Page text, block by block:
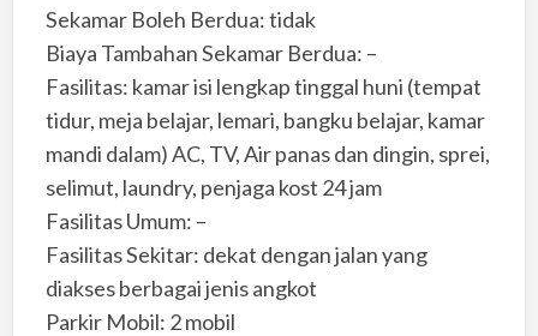
Sekamar Boleh Berdua: tidak
Biaya Tambahan Sekamar Berdua: –
Fasilitas: kamar isi lengkap tinggal huni (tempat
tidur, meja belajar, lemari, bangku belajar, kamar
mandi dalam) AC, TV, Air panas dan dingin, sprei,
selimut, laundry, penjaga kost 24 jam
Fasilitas Umum: –
Fasilitas Sekitar: dekat dengan jalan yang
diakses berbagai jenis angkot
Parkir Mobil: 2 mobil